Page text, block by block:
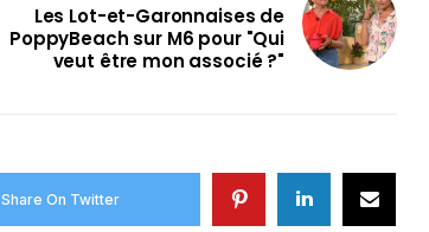
Les Lot-et-Garonnaises de
PoppyBeach sur M6 pour "Qui
veut être mon associé ?"
Share On Twitter